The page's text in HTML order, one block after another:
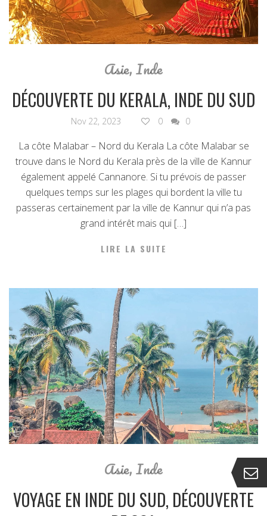
Asie,Inde
DÉCOUVERTE DU KERALA, INDE DU SUD
Nov 22, 2023 0 0
La côte Malabar – Nord du Kerala La côte Malabar se
trouve dans le Nord du Kerala près de la ville de Kannur
également appelé Cannanore. Si tu prévois de passer
quelques temps sur les plages qui bordent la ville tu
passeras certainement par la ville de Kannur qui n’a pas
grand intérêt mais qui […]
LIRE LA SUITE
Asie,Inde
VOYAGE EN INDE DU SUD, DÉCOUVERTE